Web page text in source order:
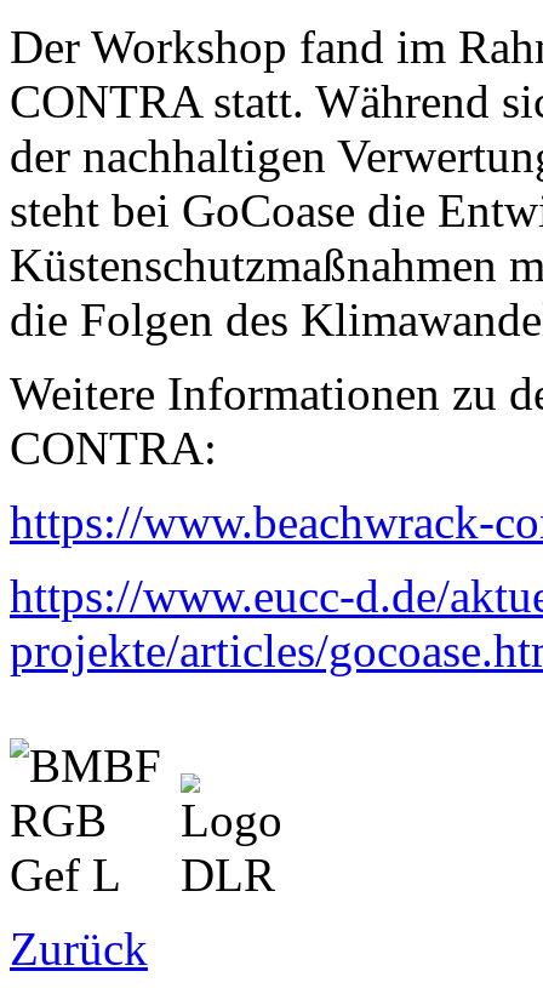
Der Workshop fand im
CONTRA statt. Während
der nachhaltigen
steht bei GoCoase die
Küstenschutzmaßnahmen
die Folgen des
Weitere Informationen zu
CONTRA:
https://www.beachwrack-
https://www.eucc-d.de/
projekte/articles/
Zurück